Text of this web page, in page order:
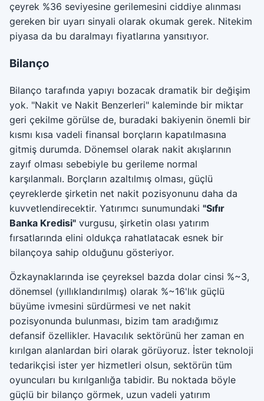
çeyrek %36 seviyesine gerilemesini ciddiye alınması
gereken bir uyarı sinyali olarak okumak gerek. Nitekim
piyasa da bu daralmayı fiyatlarına yansıtıyor.
Bilanço
Bilanço tarafında yapıyı bozacak dramatik bir değişim
yok. "Nakit ve Nakit Benzerleri" kaleminde bir miktar
geri çekilme görülse de, buradaki bakiyenin önemli bir
kısmı kısa vadeli finansal borçların kapatılmasına
gitmiş durumda. Dönemsel olarak nakit akışlarının
zayıf olması sebebiyle bu gerileme normal
karşılanmalı. Borçların azaltılmış olması, güçlü
çeyreklerde şirketin net nakit pozisyonunu daha da
kuvvetlendirecektir. Yatırımcı sunumundaki "Sıfır
Banka Kredisi" vurgusu, şirketin olası yatırım
fırsatlarında elini oldukça rahatlatacak esnek bir
bilançoya sahip olduğunu gösteriyor.
Özkaynaklarında ise çeyreksel bazda dolar cinsi %~3,
dönemsel (yıllıklandırılmış) olarak %~16'lık güçlü
büyüme ivmesini sürdürmesi ve net nakit
pozisyonunda bulunması, bizim tam aradığımız
defansif özellikler. Havacılık sektörünü her zaman en
kırılgan alanlardan biri olarak görüyoruz. İster teknoloji
tedarikçisi ister yer hizmetleri olsun, sektörün tüm
oyuncuları bu kırılganlığa tabidir. Bu noktada böyle
güçlü bir bilanço görmek, uzun vadeli yatırım